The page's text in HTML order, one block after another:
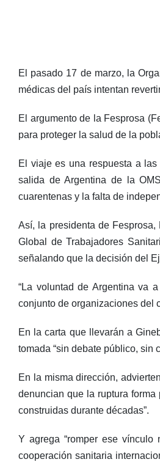
El pasado 17 de marzo, la
médicas del país intentan
El argumento de la Fesprosa
para proteger la salud de la
El viaje es una respuesta a
salida de Argentina de la
cuarentenas y la falta de
Así, la presidenta de
Global de Trabajadores
señalando que la decisión del
“La voluntad de Argentina va
conjunto de organizaciones del
En la carta que llevarán a
tomada “sin debate público, sin
En la misma dirección,
denuncian que la ruptura
construidas durante décadas”.
Y agrega “romper ese vínculo
cooperación sanitaria